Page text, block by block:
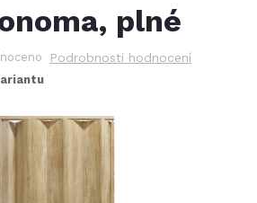
plné
Podrobnosti hodnocení